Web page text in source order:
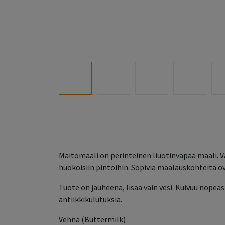
Maitomaali on perinteinen liuotinvapaa
huokoisiin pintoihin. Sopivia maalauskohteita
Tuote on jauheena, lisää vain vesi. Kuivuu
antiikkikulutuksia.
Vehnä (Buttermilk)